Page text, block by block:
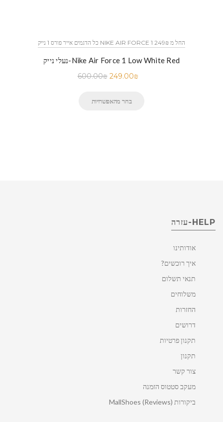
כל הדגמים אייר פורס 1 נייק NIKE AIR FORCE 1 החל מ 249₪
נעלי נייק-Nike Air Force 1 Low White Red
600.00₪ 249.00₪
בחר מהאפשרויות
HELP-עזרה
אודותינו
איך רוכשים?
תנאי תשלום
משלוחים
החזרות
דרושים
תקנון פרטיות
תקנון
צור קשר
מעקב סטטוס הזמנה
ביקורות MallShoes (Reviews)